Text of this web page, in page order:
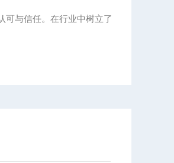
可与信任。在行业中树立了